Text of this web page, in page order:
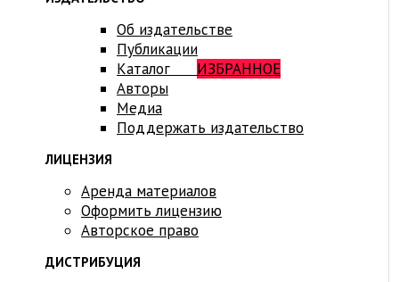
Об издательстве
Публикации
Каталог ИЗБРАННОЕ
Авторы
Медиа
Поддержать издательство
ЛИЦЕНЗИЯ
Аренда материалов
Оформить лицензию
Авторское право
ДИСТРИБУЦИЯ